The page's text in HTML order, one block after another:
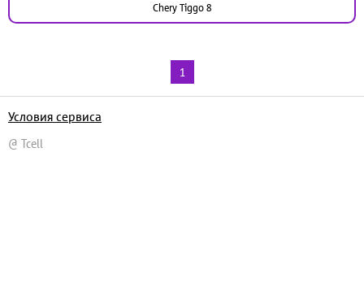
Chery Tiggo 8
1
@ Tcell
Условия сервиса